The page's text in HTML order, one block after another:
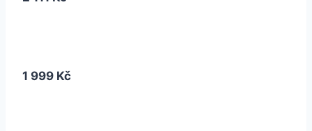
1 999 Kč